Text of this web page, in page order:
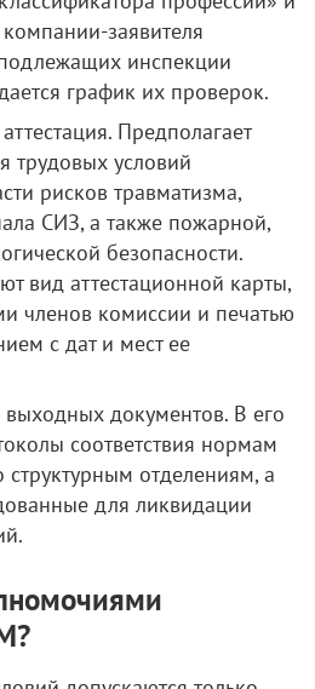
заявителя
инспекции
график их проверок.
Предполагает
трудовых условий
рисков травматизма,
СИЗ, а также пожарной,
безопасности.
вид аттестационной карты,
членов комиссии и печатью
с дат и мест ее
выходных документов. В его
соответствия нормам
структурным отделениям, а
для ликвидации